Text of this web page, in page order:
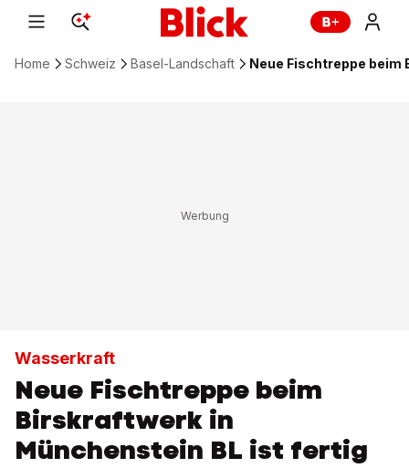
Home Schweiz Basel-Landschaft Neue Fischtreppe
Wasserkraft
Neue Fischtreppe beim
Birskraftwerk in
Münchenstein BL ist fertig